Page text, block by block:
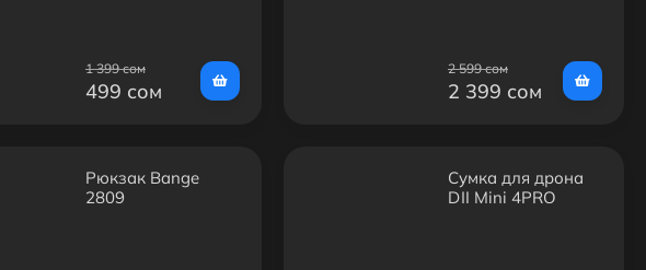
1 399 сом
499 сом
Рюкзак Bange
2809
2 599 сом
2 399 сом
Сумка для дрона
DJI Mini 4PRO